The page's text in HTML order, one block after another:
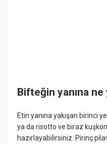
Bifteğin yanına ne
Etin yanına yakışan birinci
ya da risotto ve biraz
hazırlayabilirsiniz. Pirinç